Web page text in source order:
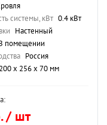
системы, кВт 0.4 кВт
Настенный
помещении
Россия
х 256 х 70 мм
/ шт